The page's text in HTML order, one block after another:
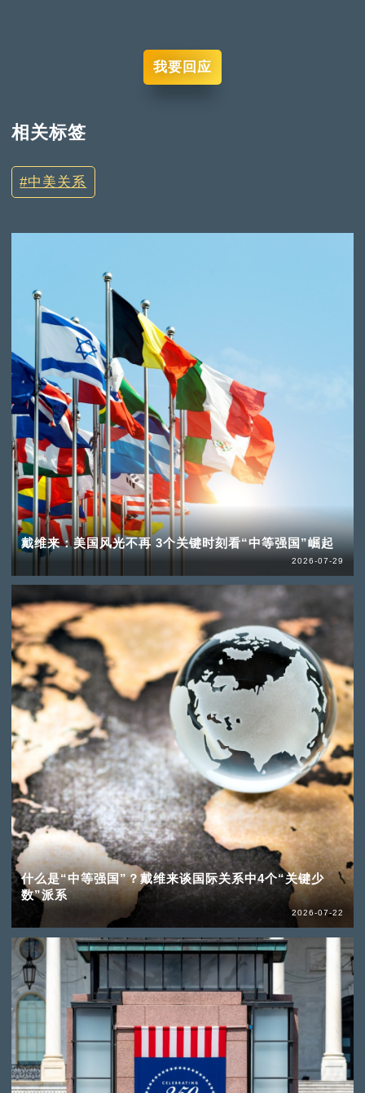
我要回应
相关标签
中美关系
戴维来：美国风光不再 3个关键时刻看“中等强国”崛起
2026-07-29
什么是“中等强国”？戴维来谈国际关系中4个“关键少
数”派系
2026-07-22